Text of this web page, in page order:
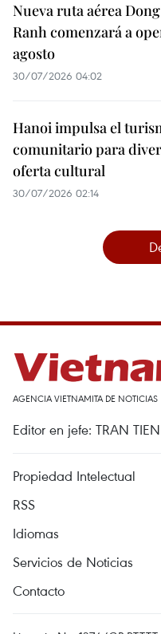
Nueva ruta aérea
Ranh comenzará a
agosto
30/07/2026 04:02
Hanoi impulsa el
comunitario para
oferta cultural
30/07/2026 02:14
AGENCIA VIETNAMITA DE NOTICIAS
Editor en jefe: TRAN
Propiedad Intelectual
RSS
Idiomas
Servicios de Noticias
Contacto